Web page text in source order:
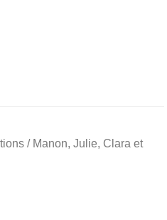
/ Manon, Julie, Clara et